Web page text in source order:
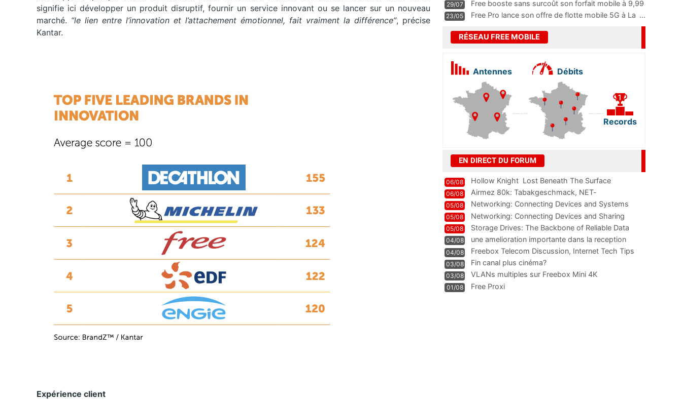
signifie ici développer un produit disruptif, fournir un service innovant ou se lancer sur un nouveau
marché. “le lien entre l’innovation et l’attachement émotionnel, fait vraiment la différence”, précise
Kantar.
Expérience client
29/07
Free booste sans surcoût son forfait mobile à 9,99
23/05 Free Pro lance son offre de flotte mobile 5G à La ...
RÉSEAU FREE MOBILE
Antennes Débits
Records
EN DIRECT DU FORUM
06/08 Hollow Knight  Lost Beneath The Surface
06/08
Airmez 80k: Tabakgeschmack, NET-
Technologie und Leistung im
05/08 Networking: Connecting Devices and Systems
05/08
Networking: Connecting Devices and Sharing
Information
05/08
Storage Drives: The Backbone of Reliable Data
Management
04/08
une amelioration importante dans la reception
WIFI
04/08
Freebox Telecom Discussion, Internet Tech Tips
Communi
03/08 Fin canal plus cinéma?
03/08 VLANs multiples sur Freebox Mini 4K
01/08 Free Proxi